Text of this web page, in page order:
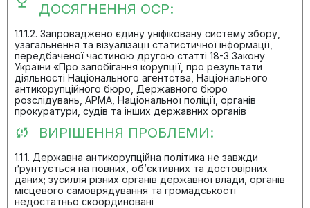
ДОСЯГНЕННЯ ОСР:
1.1.1.2. Запроваджено єдину уніфіковану систему збору,
узагальнення та візуалізації статистичної інформації,
передбаченої частиною другою статті 18-3 Закону
України «Про запобігання корупції, про результати
діяльності Національного агентства, Національного
антикорупційного бюро, Державного бюро
розслідувань, АРМА, Національної поліції, органів
прокуратури, судів та інших державних органів
ВИРІШЕННЯ ПРОБЛЕМИ:
1.1.1. Державна антикорупційна політика не завжди
ґрунтується на повних, об’єктивних та достовірних
даних; зусилля різних органів державної влади, органів
місцевого самоврядування та громадськості
недостатньо скоординовані